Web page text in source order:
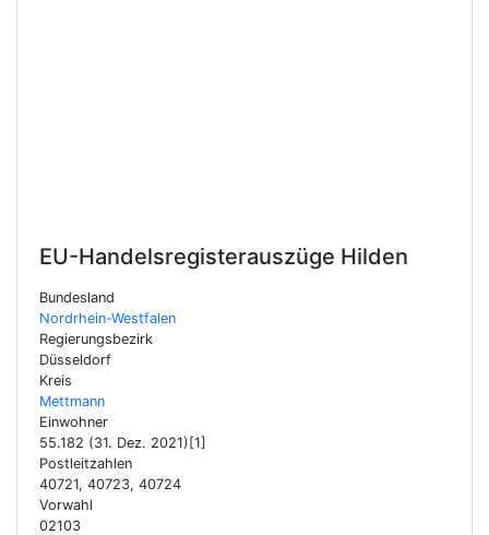
EU-Handelsregisterauszüge Hilden
Bundesland
Nordrhein-Westfalen
Regierungsbezirk
Düsseldorf
Kreis
Mettmann
Einwohner
55.182 (31. Dez. 2021)[1]
Postleitzahlen
40721, 40723, 40724
Vorwahl
02103